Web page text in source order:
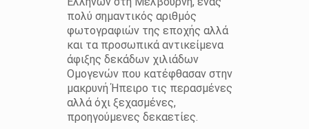
πολύ σημαντικός αριθμός
φωτογραφιών της εποχής αλλά
και τα προσωπικά αντικείμενα
άφιξης δεκάδων χιλιάδων
Ομογενών που κατέφθασαν στην
μακρυνή Ήπειρο τις περασμένες
αλλά όχι ξεχασμένες,
προηγούμενες δεκαετίες.